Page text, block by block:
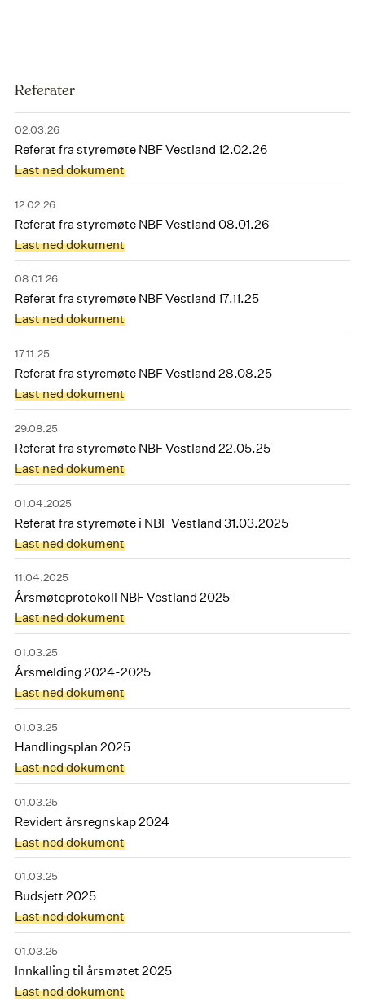
Referater
02.03.26
Referat fra styremøte NBF Vestland 12.02.26
Last ned dokument
12.02.26
Referat fra styremøte NBF Vestland 08.01.26
Last ned dokument
08.01.26
Referat fra styremøte NBF Vestland 17.11.25
Last ned dokument
17.11.25
Referat fra styremøte NBF Vestland 28.08.25
Last ned dokument
29.08.25
Referat fra styremøte NBF Vestland 22.05.25
Last ned dokument
01.04.2025
Referat fra styremøte i NBF Vestland 31.03.2025
Last ned dokument
11.04.2025
Årsmøteprotokoll NBF Vestland 2025
Last ned dokument
01.03.25
Årsmelding 2024-2025
Last ned dokument
01.03.25
Handlingsplan 2025
Last ned dokument
01.03.25
Revidert årsregnskap 2024
Last ned dokument
01.03.25
Budsjett 2025
Last ned dokument
01.03.25
Innkalling til årsmøtet 2025
Last ned dokument